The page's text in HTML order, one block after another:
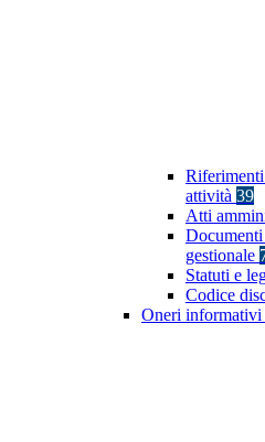
attività 39
Atti
gestionale
Statuti e
Codice
Oneri informativi